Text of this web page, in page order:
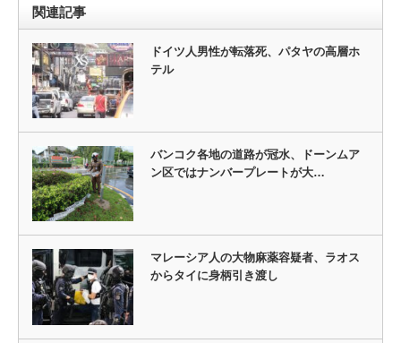
関連記事
ドイツ人男性が転落死、パタヤの高層ホ
テル
バンコク各地の道路が冠水、ドーンムア
ン区ではナンバープレートが大…
マレーシア人の大物麻薬容疑者、ラオス
からタイに身柄引き渡し